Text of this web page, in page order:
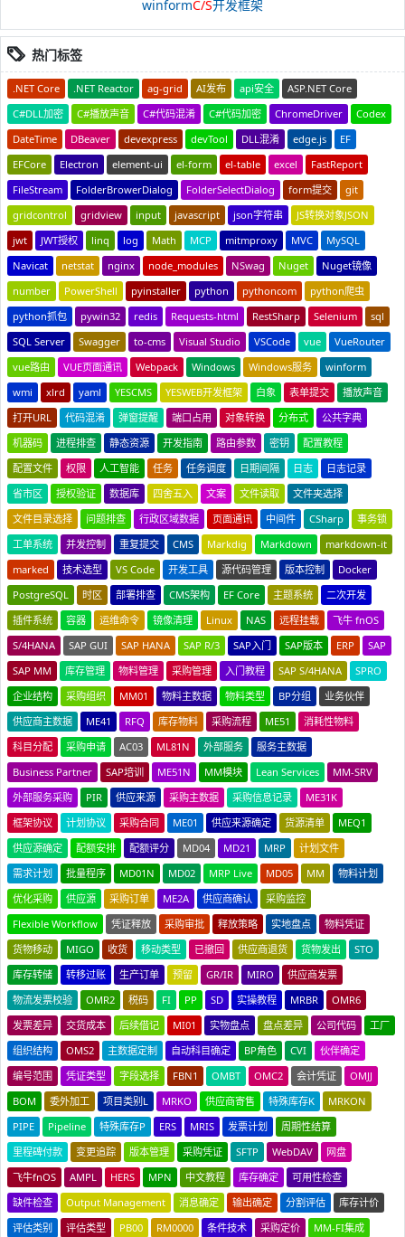
winformC/S开发框架
热门标签
.NET Core .NET Reactor ag-grid AI发布 api安全
ASP.NET Core
C#DLL加密
C#播放声音 C#代码混淆 C#代码加密 ChromeDriver
Codex
DateTime
DBeaver devexpress devTool DLL混淆 edge.js
EF
EFCore
Electron element-ui el-form el-table excel
FastReport
FileStream
FolderBrowerDialog FolderSelectDialog form提交
git
gridcontrol
gridview input javascript json字符串
JS转换对象JSON
jwt
JWT授权 linq log Math MCP mitmproxy MVC
MySQL
Navicat
netstat nginx node_modules NSwag Nuget
Nuget镜像
number
PowerShell pyinstaller python pythoncom
python爬虫
python抓包
pywin32 redis Requests-html RestSharp Selenium
sql
SQL Server
Swagger to-cms Visual Studio VSCode vue
VueRouter
vue路由
VUE页面通讯 Webpack Windows Windows服务
winform
wmi
xlrd yaml YESCMS YESWEB开发框架 白象 表单提交
播放声音
打开URL
代码混淆 弹窗提醒 端口占用 对象转换 分布式
公共字典
机器码
进程排查 静态资源 开发指南 路由参数 密钥
配置教程
配置文件
权限 人工智能 任务 任务调度 日期间隔 日志
日志记录
省市区
授权验证 数据库 四舍五入 文案 文件读取
文件夹选择
文件目录选择
问题排查 行政区域数据 页面通讯 中间件 CSharp
事务锁
工单系统
并发控制 重复提交 CMS Markdig Markdown
markdown-it
marked
技术选型 VS Code 开发工具 源代码管理 版本控制
Docker
PostgreSQL
时区 部署排查 CMS架构 EF Core 主题系统
二次开发
插件系统
容器 运维命令 镜像清理 Linux NAS 远程挂载
飞牛 fnOS
S/4HANA
SAP GUI SAP HANA SAP R/3 SAP入门 SAP版本 ERP
SAP
SAP MM
库存管理 物料管理 采购管理 入门教程 SAP S/4HANA
SPRO
企业结构
采购组织 MM01 物料主数据 物料类型 BP分组
业务伙伴
供应商主数据
ME41 RFQ 库存物料 采购流程 ME51
消耗性物料
科目分配
采购申请 AC03 ML81N 外部服务
服务主数据
Business Partner
SAP培训 ME51N MM模块 Lean Services
MM-SRV
外部服务采购
PIR 供应来源 采购主数据 采购信息记录
ME31K
框架协议
计划协议 采购合同 ME01 供应来源确定 货源清单
MEQ1
供应源确定
配额安排 配额评分 MD04 MD21 MRP
计划文件
需求计划
批量程序 MD01N MD02 MRP Live MD05 MM
物料计划
优化采购
供应源 采购订单 ME2A 供应商确认
采购监控
Flexible Workflow
凭证释放 采购审批 释放策略 实地盘点
物料凭证
货物移动
MIGO 收货 移动类型 已撤回 供应商退货 货物发出
STO
库存转储
转移过账 生产订单 预留 GR/IR MIRO
供应商发票
物流发票校验
OMR2 税码 FI PP SD 实操教程 MRBR
OMR6
发票差异
交货成本 后续借记 MI01 实物盘点 盘点差异 公司代码
工厂
组织结构
OMS2 主数据定制 自动科目确定 BP角色 CVI
伙伴确定
编号范围
凭证类型 字段选择 FBN1 OMBT OMC2 会计凭证
OMJJ
BOM
委外加工 项目类别L MRKO 供应商寄售 特殊库存K
MRKON
PIPE
Pipeline 特殊库存P ERS MRIS 发票计划
周期性结算
里程碑付款
变更追踪 版本管理 采购凭证 SFTP WebDAV
网盘
飞牛fnOS
AMPL HERS MPN 中文教程 库存确定
可用性检查
缺件检查
Output Management 消息确定 输出确定 分割评估
库存计价
评估类别
评估类型 PB00 RM0000 条件技术 采购定价
MM-FI集成